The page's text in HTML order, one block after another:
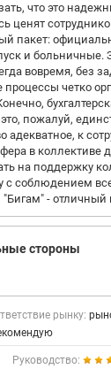
что это
ценят
пакет:
и больничные.
вовремя, без
процессы четко
пожалуй,
адекватное, к
в коллективе
на поддержку
с соблюдением
"Бигам" - отличный
стороны
рынку:
Руководство: